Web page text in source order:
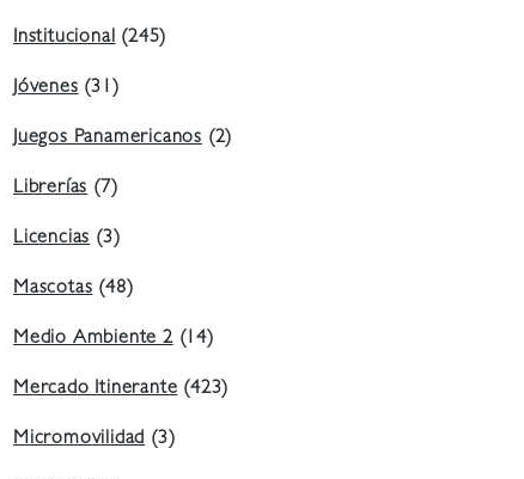
Institucional(245)
Jóvenes(31)
Juegos Panamericanos (2)
Librerías(7)
Licencias(3)
Mascotas(48)
Medio Ambiente 2(14)
Mercado Itinerante(423)
Micromovilidad(3)